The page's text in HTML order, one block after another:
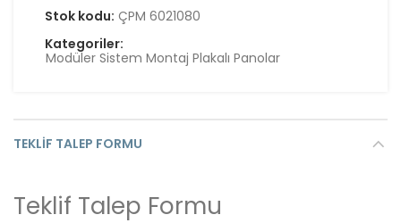
Stok kodu: ÇPM 6021080
Kategoriler:
Modüler Sistem Montaj Plakalı Panolar
TEKLIF TALEP FORMU
Teklif Talep Formu